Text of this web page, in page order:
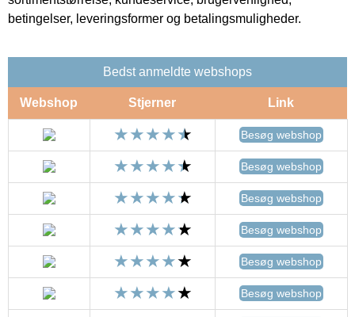
betingelser, leveringsformer og betalingsmuligheder.
Bedst anmeldte webshops
Webshop Stjerner Link
Besøg webshop
Besøg webshop
Besøg webshop
Besøg webshop
Besøg webshop
Besøg webshop